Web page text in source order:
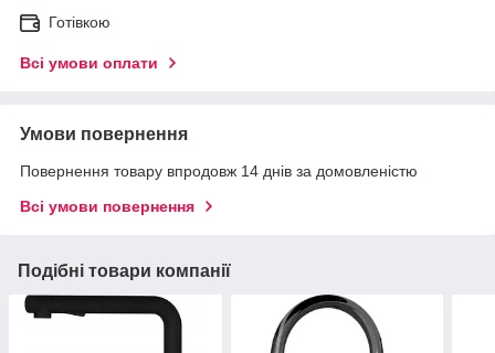
Готівкою
Всі умови оплати
Умови повернення
Повернення товару впродовж 14 днів за домовленістю
Всі умови повернення
Подібні товари компанії